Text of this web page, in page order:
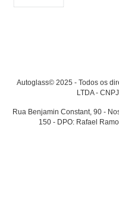
Autoglass© 2025 - Todos os
LTDA -
Rua Benjamin Constant, 90 -
150 - DPO: Rafael